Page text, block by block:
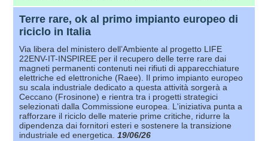
Terre rare, ok al primo impianto europeo di
riciclo in Italia
Via libera del ministero dell’Ambiente al progetto LIFE
22ENV-IT-INSPIREE per il recupero delle terre rare dai
magneti permanenti contenuti nei rifiuti di apparecchiature
elettriche ed elettroniche (Raee). Il primo impianto europeo
su scala industriale dedicato a questa attività sorgerà a
Ceccano (Frosinone) e rientra tra i progetti strategici
selezionati dalla Commissione europea. L'iniziativa punta a
rafforzare il riciclo delle materie prime critiche, ridurre la
dipendenza dai fornitori esteri e sostenere la transizione
industriale ed energetica. 19/06/26